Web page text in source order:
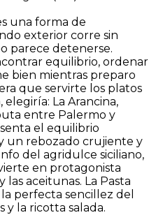
una forma de
exterior corre sin
parece detenerse.
equilibrio, ordenar
bien mientras preparo
que servirte los platos
La Arancina,
entre Palermo y
el equilibrio
un rebozado crujiente y
del agridulce siciliano,
en protagonista
las aceitunas. La Pasta
perfecta sencillez del
y la ricotta salada.